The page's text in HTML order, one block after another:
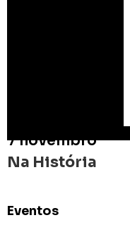
7 novembro
Na História
Eventos